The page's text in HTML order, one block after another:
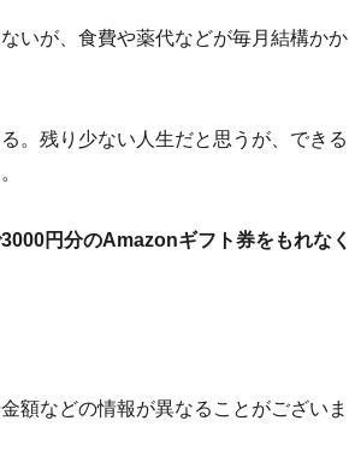
いが、食費や薬代などが毎月結構かか
。残り少ない人生だと思うが、できる
円分のAmazonギフト券をもれなく
額などの情報が異なることがございま